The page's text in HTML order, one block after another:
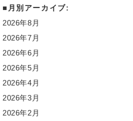
月別アーカイブ:
2026年8月
2026年7月
2026年6月
2026年5月
2026年4月
2026年3月
2026年2月